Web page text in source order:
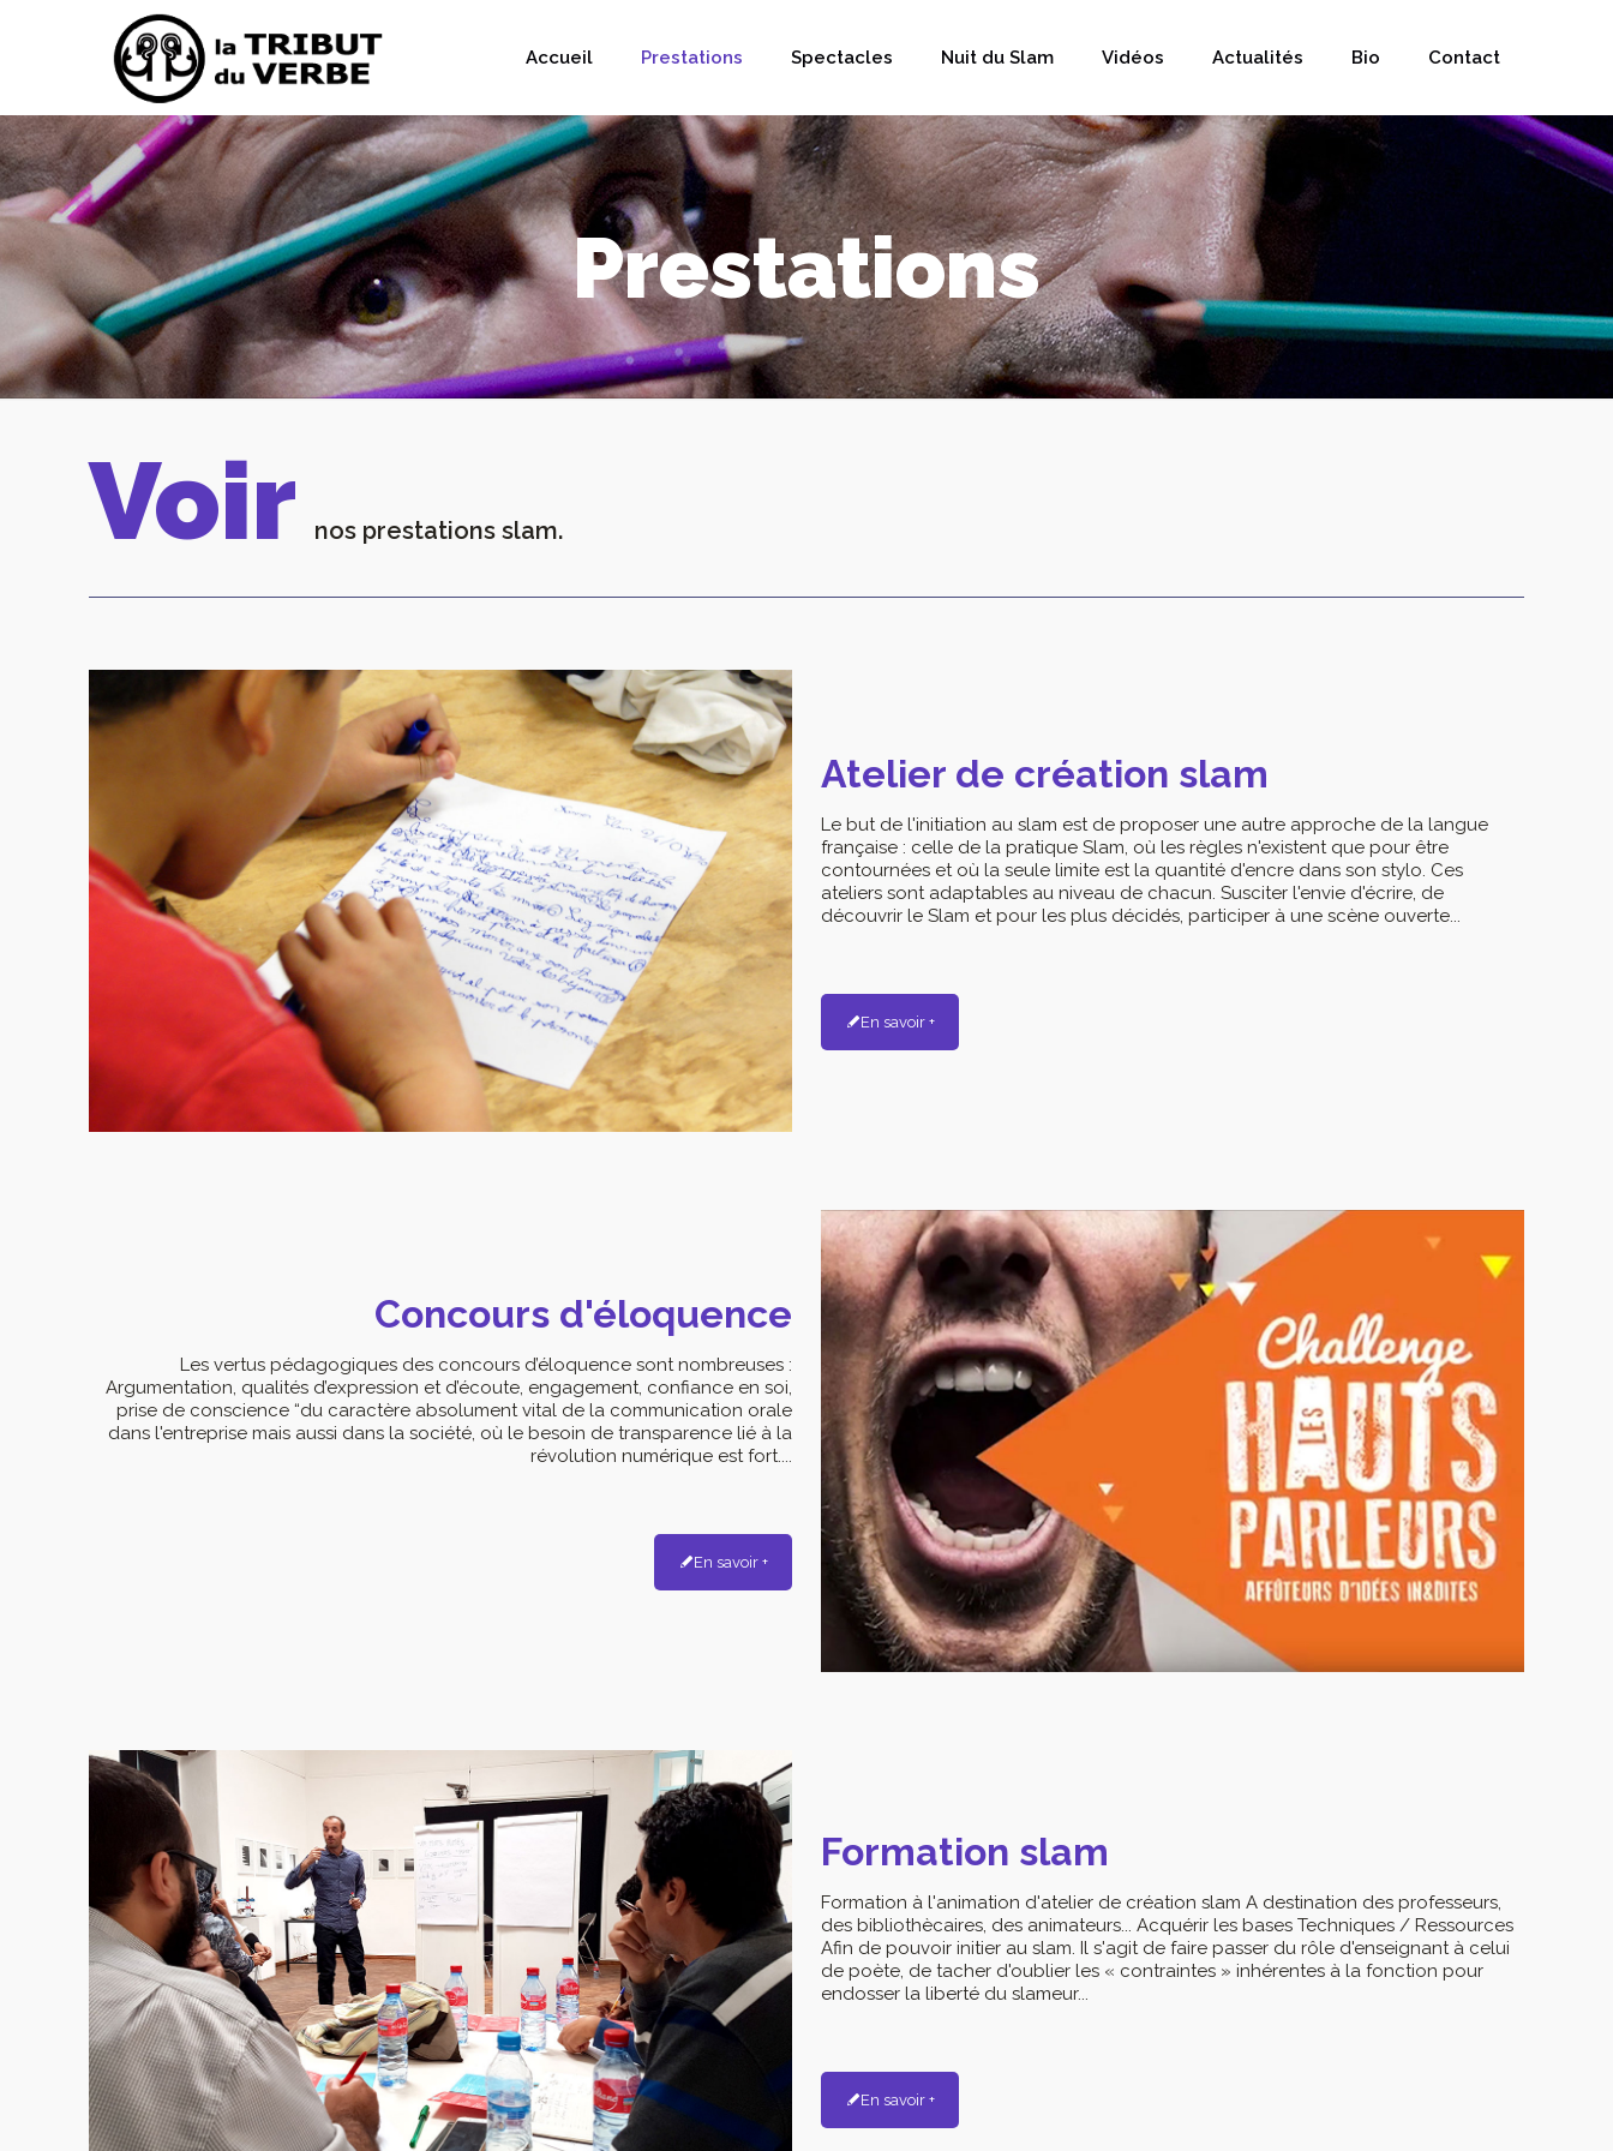
Accueil Prestations Spectacles Nuit du Slam Vidéos Actualités Bio Contact
Prestations
Voir nos prestations slam.
Atelier de création slam
Le but de l'initiation au slam est de proposer une autre approche de la langue
française : celle de la pratique Slam, où les règles n'existent que pour être
contournées et où la seule limite est la quantité d'encre dans son stylo. Ces
ateliers sont adaptables au niveau de chacun. Susciter l'envie d'écrire, de
découvrir le Slam et pour les plus décidés, participer à une scène ouverte...
En savoir +
Concours d'éloquence
Les vertus pédagogiques des concours d’éloquence sont nombreuses :
Argumentation, qualités d’expression et d’écoute, engagement, confiance en soi,
prise de conscience “du caractère absolument vital de la communication orale
dans l'entreprise mais aussi dans la société, où le besoin de transparence lié à la
révolution numérique est fort....
En savoir +
Formation slam
Formation à l'animation d'atelier de création slam A destination des professeurs,
des bibliothècaires, des animateurs... Acquérir les bases Techniques / Ressources
Afin de pouvoir initier au slam. Il s'agit de faire passer du rôle d'enseignant à celui
de poète, de tacher d'oublier les « contraintes » inhérentes à la fonction pour
endosser la liberté du slameur...
En savoir +